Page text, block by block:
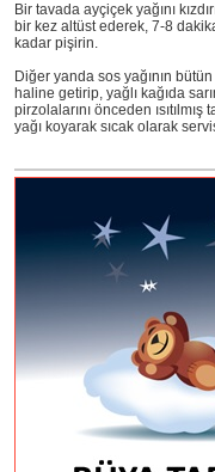
Bir tavada ayçiçek yağını
bir kez altüst ederek, 7-8
kadar pişirin.
Diğer yanda sos yağının
haline getirip, yağlı kağıda
pirzolalarını önceden
yağı koyarak sıcak olarak